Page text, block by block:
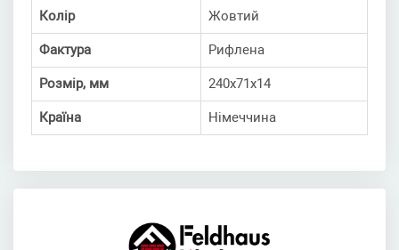
Колір Жовтий
Фактура Рифлена
Розмір, мм 240х71х14
Країна Німеччина